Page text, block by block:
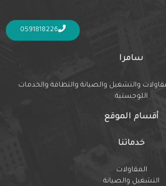
0591818226
It seems we can’t find what you’re looking
سامرا
والتشغيل والصيانة والنظافة والخدمات
اللوجستية
أقسام الموقع
خدماتنا
المقاولات
التشغيل والصيانة